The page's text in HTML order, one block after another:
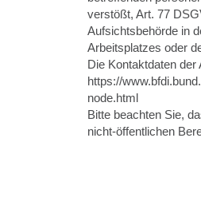
verstößt, Art. 77
Aufsichtsbehörde in
Arbeitsplatzes oder
Die Kontaktdaten
https://
node.html
Bitte beachten Sie,
nicht-öffentlichen